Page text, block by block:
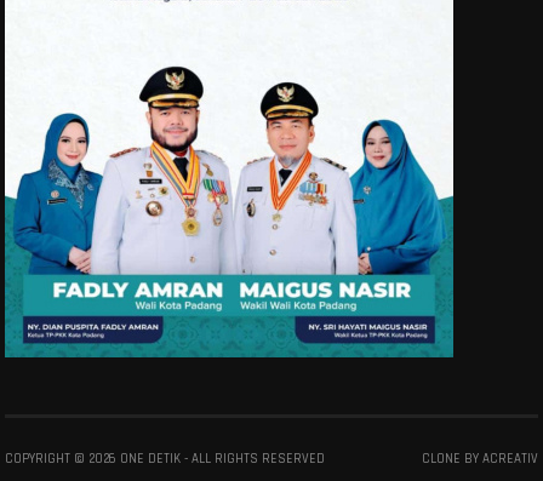
COPYRIGHT © 2026 ONE DETIK - ALL RIGHTS RESERVED CLONE BY ACREATIV